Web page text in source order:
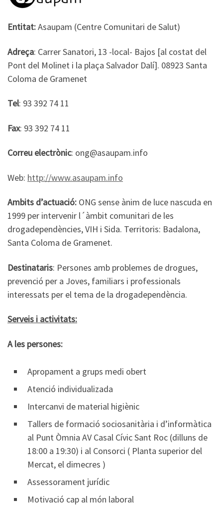
Entitat:Asaupam (Centre Comunitari de Salut)
Adreça: Carrer Sanatori, 13 -local- Bajos [al costat del
Pont del Molinet i la plaça Salvador Dalí]. 08923 Santa
Coloma de Gramenet
Tel: 93 392 74 11
Fax: 93 392 74 11
Correu electrònic: ong@asaupam.info
Web: http://www.asaupam.info
Ambits d’actuació: ONG sense ànim de luce nascuda en
1999 per intervenir l´àmbit comunitari de les
drogadependències, VIH i Sida. Territoris: Badalona,
Santa Coloma de Gramenet.
Destinataris: Persones amb problemes de drogues,
prevenció per a Joves, familiars i professionals
interessats per el tema de la drogadependència.
Serveis i activitats:
A les persones:
Apropament a grups medi obert
Atenció individualizada
Intercanvi de material higiènic
Tallers de formació sociosanitària i d’informàtica
al Punt Òmnia AV Casal Cívic Sant Roc (dilluns de
18:00 a 19:30) i al Consorci ( Planta superior del
Mercat, el dimecres )
Assessorament jurídic
Motivació cap al món laboral